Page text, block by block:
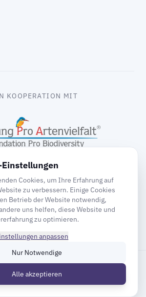
KOOPERATION MIT
Inhaltsverzeichnis
Gesellschaft für Mauersegler e.V.
Einstellungen
Cookies, um Ihre Erfahrung auf
zu verbessern. Einige Cookies
Betrieb der Website notwendig,
uns helfen, diese Website und
zu optimieren.
anpassen
Nur Notwendige
Alle akzeptieren